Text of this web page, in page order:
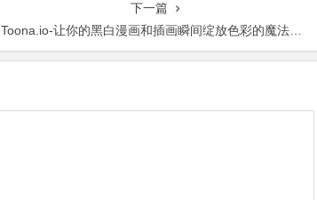
下一篇
Toona.io-让你的黑白漫画和插画瞬间绽放色彩的魔法工具